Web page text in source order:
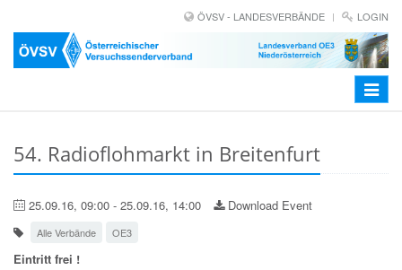
ÖVSV - LANDESVERBÄNDE LOGIN
Toggle
54. Radioflohmarkt in Breitenfurt
25.09.16, 09:00 - 25.09.16, 14:00 Download Event
Alle Verbände OE3
Eintritt frei !